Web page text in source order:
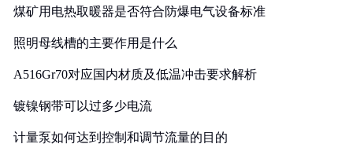
煤矿用电热取暖器是否符合防爆电气设备标准
照明母线槽的主要作用是什么
A516Gr70对应国内材质及低温冲击要求解析
镀镍钢带可以过多少电流
计量泵如何达到控制和调节流量的目的